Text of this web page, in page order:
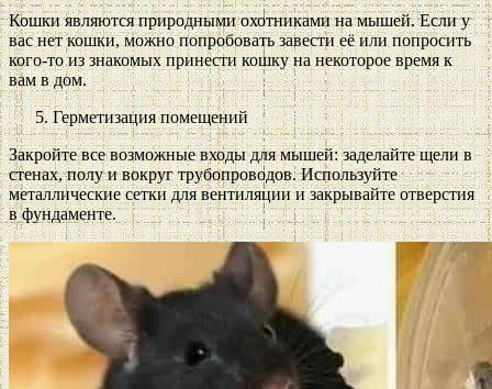
Кошки являются природными охотниками на мышей. Если у
вас нет кошки, можно попробовать завести её или попросить
кого-то из знакомых принести кошку на некоторое время к
вам в дом.
Герметизация помещений
Закройте все возможные входы для мышей: заделайте щели в
стенах, полу и вокруг трубопроводов. Используйте
металлические сетки для вентиляции и закрывайте отверстия
в фундаменте.